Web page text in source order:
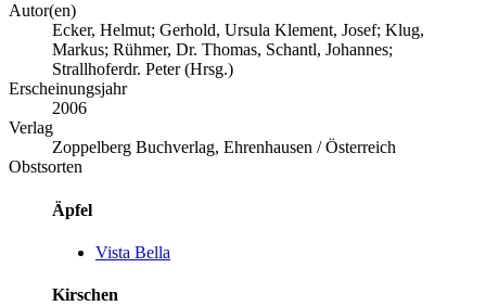
Autor(en)
Ecker, Helmut; Gerhold, Ursula Klement, Josef; Klug,
Markus; Rühmer, Dr. Thomas, Schantl, Johannes;
Strallhoferdr. Peter (Hrsg.)
Erscheinungsjahr
2006
Verlag
Zoppelberg Buchverlag, Ehrenhausen / Österreich
Obstsorten
Äpfel
Vista Bella
Kirschen